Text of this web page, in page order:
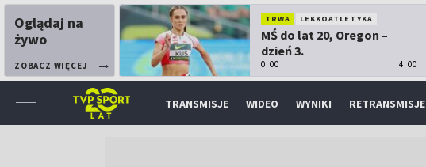
Oglądaj na
żywo
ZOBACZ WIĘCEJ
TRWA LEKKOATLETYKA
MŚ do lat 20, Oregon –
dzień 3.
0:00 4:00
TRANSMISJE WIDEO WYNIKI RETRANSMISJE